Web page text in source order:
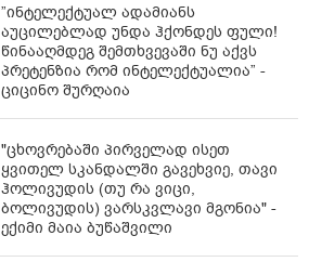
”ინტელექტუალ ადამიანს
აუცილებლად უნდა ჰქონდეს ფული!
წინააღმდეგ შემთხვევაში ნუ აქვს
პრეტენზია რომ ინტელექტუალია” -
ციცინო შურღაია
"ცხოვრებაში პირველად ისეთ
ყვითელ სკანდალში გავეხვიე, თავი
ჰოლივუდის (თუ რა ვიცი,
ბოლივუდის) ვარსკვლავი მგონია" -
ექიმი მაია ბუწაშვილი